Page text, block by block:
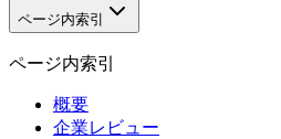
ページ内索引
ページ内索引
概要
企業レビュー